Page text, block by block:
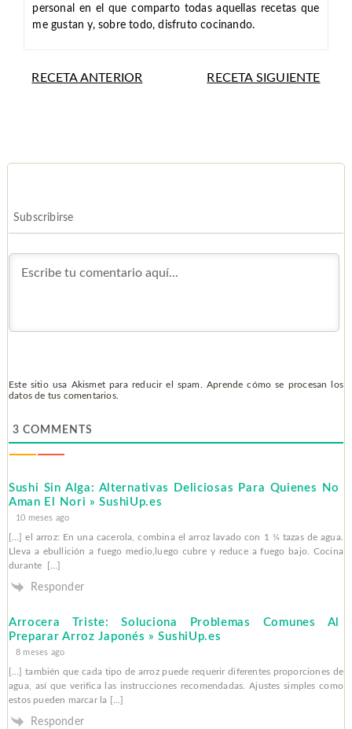
personal en el que comparto todas aquellas recetas que
me gustan y, sobre todo, disfruto cocinando.
RECETA ANTERIOR RECETA SIGUIENTE
Subscribirse
Este sitio usa Akismet para reducir el spam. Aprende cómo se procesan los
datos de tus comentarios.
3 COMMENTS
Sushi Sin Alga: Alternativas Deliciosas Para Quienes No
Aman El Nori » SushiUp.es
10 meses ago
[…] el arroz: En ​una cacerola, combina el arroz lavado con 1 ¼ tazas de agua.
Lleva a ebullición a ⁣fuego medio,luego cubre⁤ y reduce a fuego bajo. Cocina​
durante ​ […]
Responder
Arrocera Triste: Soluciona Problemas Comunes Al
Preparar Arroz Japonés » SushiUp.es
8 meses ago
[…] también que cada tipo de arroz puede requerir diferentes proporciones de
agua, así que verifica las instrucciones recomendadas. Ajustes simples como
estos pueden marcar la […]
Responder